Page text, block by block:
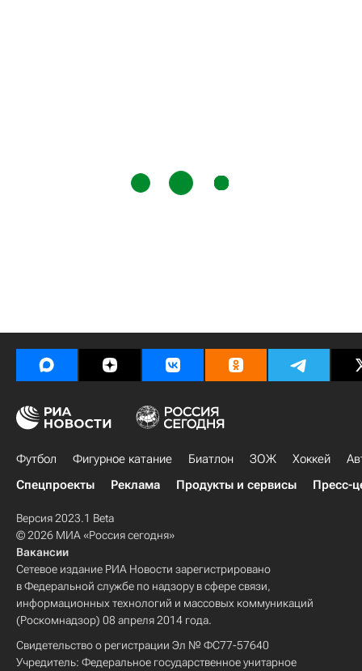
Футбол Фигурное катание Биатлон ЗОЖ Хоккей
Спецпроекты
Реклама Продукты и сервисы Пресс-
Версия 2023.1 Beta
© 2026 МИА «Россия сегодня»
Вакансии
Сетевое издание РИА Новости зарегистрировано
в Федеральной службе по надзору в сфере связи,
информационных технологий и массовых коммуникаций
(Роскомнадзор) 08 апреля 2014 года.
Свидетельство о регистрации Эл № ФС77-57640
Учредитель: Федеральное государственное унитарное